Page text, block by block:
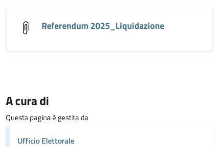
Referendum 2025_Liquidazione
A cura di
Questa pagina è gestita da
Ufficio Elettorale